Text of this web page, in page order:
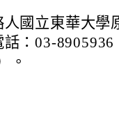
國立東華大學
：03-8905936
。